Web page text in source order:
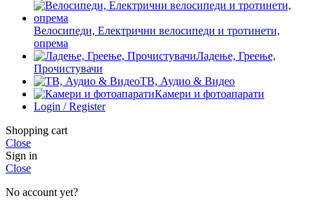
Велосипеди, Електрични велосипеди и тротинети,
опрема
Ладење, Греење,
Прочистувачи
ТВ, Аудио & Видео
Камери и фотоапарати
Login / Register
Shopping cart
Close
Sign in
Close
No account yet?